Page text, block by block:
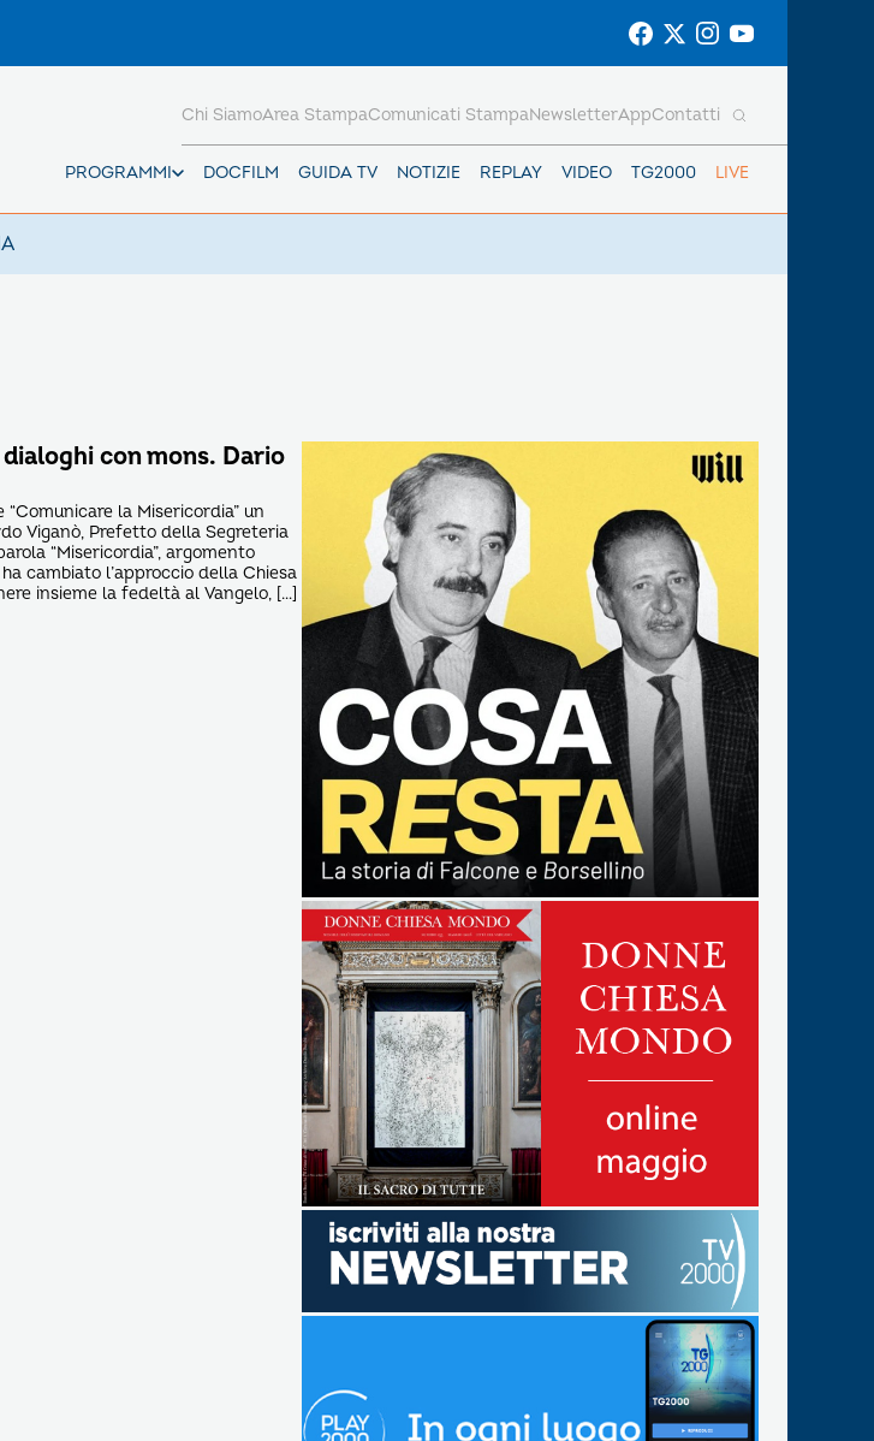
PROGRAMMI DOCFILM GUIDA TV NOTIZIE REPLAY VIDEO TG2000 LIVE
Chi SiamoArea StampaComunicati StampaNewsletterAppContatti
con mons. Dario
la Misericordia” un
Viganò, Prefetto della Segreteria
“Misericordia”, argomento
cambiato l’approccio della Chiesa
insieme la fedeltà al Vangelo, […]